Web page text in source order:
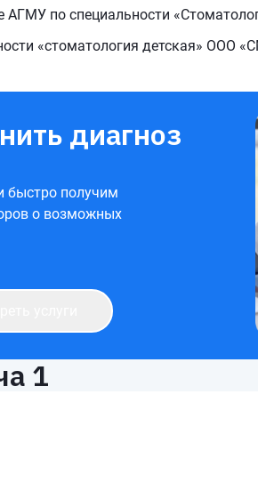
АГМУ по специальности
«стоматология детская» ООО
диагноз
быстро получим
о возможных
1